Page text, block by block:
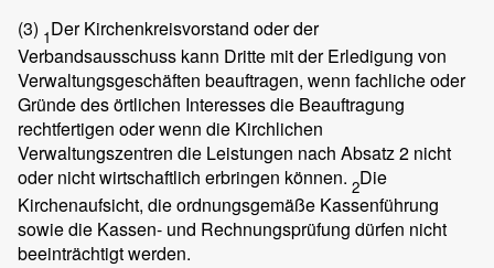
(3) 1Der Kirchenkreisvorstand oder der
Verbandsausschuss kann Dritte mit der Erledigung von
Verwaltungsgeschäften beauftragen, wenn fachliche oder
Gründe des örtlichen Interesses die Beauftragung
rechtfertigen oder wenn die Kirchlichen
Verwaltungszentren die Leistungen nach Absatz 2 nicht
oder nicht wirtschaftlich erbringen können. 2Die
Kirchenaufsicht, die ordnungsgemäße Kassenführung
sowie die Kassen- und Rechnungsprüfung dürfen nicht
beeinträchtigt werden.